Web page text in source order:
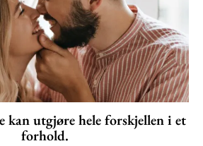
kan utgjøre hele forskjellen i et
forhold.